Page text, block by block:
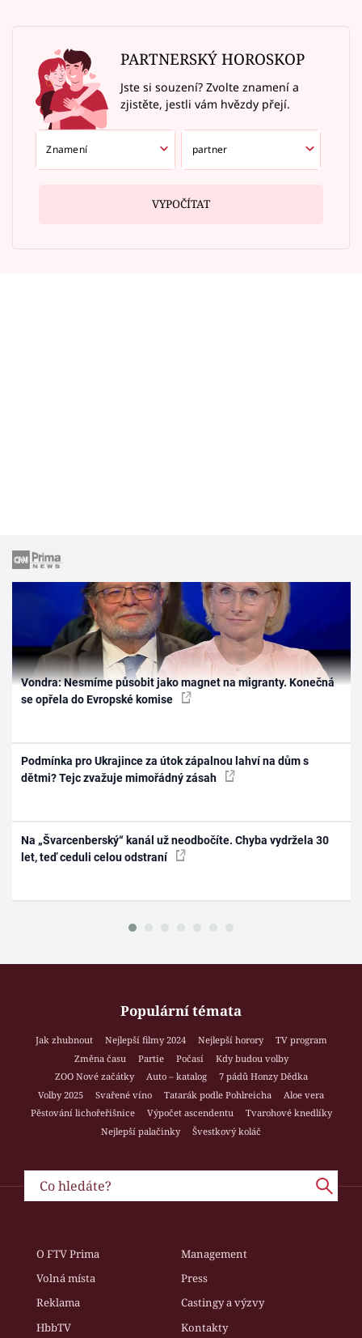
PARTNERSKÝ HOROSKOP
Jste si souzení? Zvolte znamení a
zjistěte, jestli vám hvězdy přejí.
VYPOČÍTAT
Vondra: Nesmíme působit jako magnet na migranty. Konečná
se opřela do Evropské komise
Podmínka pro Ukrajince za útok zápalnou lahví na dům s
dětmi? Tejc zvažuje mimořádný zásah
Na „Švarcenberský“ kanál už neodbočíte. Chyba vydržela 30
let, teď ceduli celou odstraní
Populární témata
Jak zhubnout Nejlepší filmy 2024 Nejlepší horory
TV program
Změna času
Partie Počasí
Kdy budou volby
ZOO Nové začátky
Auto – katalog
7 pádů Honzy Dědka
Volby 2025
Svařené víno Tatarák podle Pohlreicha
Aloe vera
Pěstování lichořeřišnice
Výpočet ascendentu
Tvarohové knedlíky
Nejlepší palačinky
Švestkový koláč
O FTV Prima
Management
Volná místa
Press
Reklama
Castingy a výzvy
HbbTV
Kontakty